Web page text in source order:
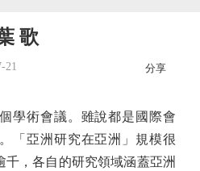
歌
21 分享
術會議。雖說都是國際會
「亞洲研究在亞洲」規模很
千，各自的研究領域涵蓋亞洲